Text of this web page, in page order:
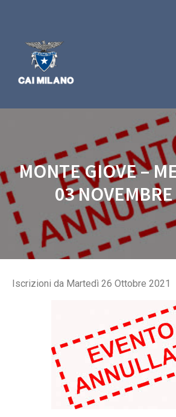
MONTE GIOVE –
03
Iscrizioni da Martedì 26 Ottobre 2021